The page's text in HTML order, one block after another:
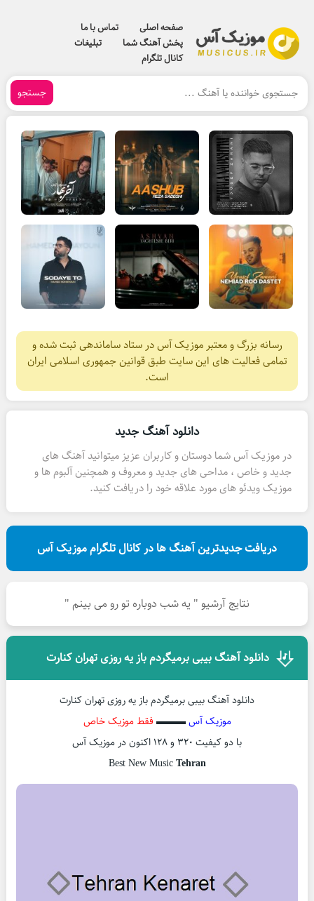
صفحه اصلی
تماس با ما
پخش آهنگ شما
تبلیغات
کانال تلگرام
جستجو
رسانه بزرگ و معتبر موزیک آس در ستاد ساماندهی ثبت شده و
تمامی فعالیت های این سایت طبق قوانین جمهوری اسلامی ایران
است.
دانلود آهنگ جدید
در موزیک آس شما دوستان و کاربران عزیز میتوانید آهنگ های
جدید و خاص ، مداحی های جدید و معروف و همچنین آلبوم ها و
موزیک ویدئو های مورد علاقه خود را دریافت کنید.
دریافت جدیدترین آهنگ ها در کانال تلگرام موزیک آس
نتایج آرشیو " یه شب دوباره تو رو می بینم "
دانلود آهنگ بیبی برمیگردم باز یه روزی تهران کنارت
دانلود آهنگ بیبی برمیگردم باز یه روزی تهران کنارت
موزیک آس▬▬▬ فقط موزیک خاص
با دو کیفیت ۳۲۰ و ۱۲۸ اکنون در موزیک آس
Best New MusicTehran